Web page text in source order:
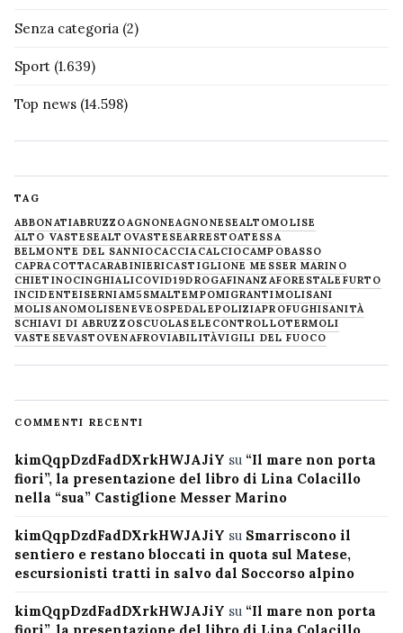
Senza categoria (2)
Sport (1.639)
Top news (14.598)
TAG
ABBONATIABRUZZOAGNONEAGNONESEALTOMOLISE
ALTO VASTESEALTOVASTESEARRESTOATESSA
BELMONTE DEL SANNIOCACCIA CALCIOCAMPOBASSO
CAPRACOTTACARABINIERICASTIGLIONE MESSER MARINO
CHIETINOCINGHIALICOVID19DROGAFINANZAFORESTALE FURTO
INCIDENTEISERNIAM5SMALTEMPOMIGRANTIMOLISANI
MOLISANOMOLISENEVE OSPEDALEPOLIZIAPROFUGHISANITÀ
SCHIAVI DI ABRUZZOSCUOLASELECONTROLLOTERMOLI
VASTESEVASTOVENAFROVIABILITÀVIGILI DEL FUOCO
COMMENTI RECENTI
kimQqpDzdFadDXrkHWJAJiY su “Il mare non porta
fiori”, la presentazione del libro di Lina Colacillo
nella “sua” Castiglione Messer Marino
kimQqpDzdFadDXrkHWJAJiY su Smarriscono il
sentiero e restano bloccati in quota sul Matese,
escursionisti tratti in salvo dal Soccorso alpino
kimQqpDzdFadDXrkHWJAJiY su “Il mare non porta